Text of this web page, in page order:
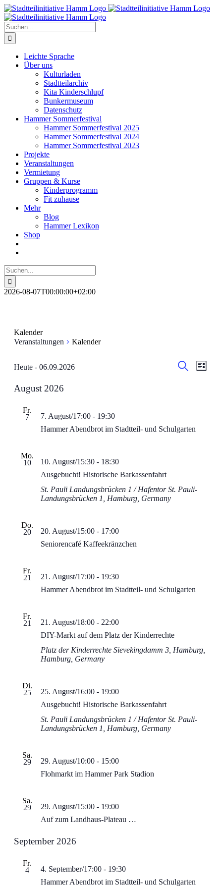
Zum
Inhalt
springen
Suche
nach:
Leichte Sprache
Über uns
Kulturladen
Stadtteilarchiv
Kita Kinderschlupf
Bunkermuseum
Datenschutz
Hammer Sommerfestival
Hammer Sommerfestival 2025
Hammer Sommerfestival 2024
Hammer Sommerfestival 2023
Projekte
Veranstaltungen
Vermietung
Gruppen & Kurse
Kinderprogramm
Fit zuhause
Mehr
Blog
Hammer Lexikon
Shop
Suche
nach:
2026-08-07T00:00:00+02:00
Kalender
Veranstaltungen
Kalender
Veranstaltungen Liste
Heute - 06.09.2026
wählen.
August 2026
Fr.
7
Hammer Abendbrot im Stadtteil- und Schulgarten
7. August/17:00- 19:30
Mo.
10
Ausgebucht! Historische Barkassenfahrt
10. August/15:30- 18:30
St. Pauli Landungsbrücken 1 / HafentorSt. Pauli-
Landungsbrücken 1, Hamburg, Germany
Do.
20
Seniorencafé Kaffeekränzchen
20. August/15:00- 17:00
Fr.
21
Hammer Abendbrot im Stadtteil- und Schulgarten
21. August/17:00- 19:30
Fr.
21
DIY-Markt auf dem Platz der Kinderrechte
21. August/18:00- 22:00
Platz der Kinderrechte Sievekingdamm 3, Hamburg,
Hamburg, Germany
Di.
25
Ausgebucht! Historische Barkassenfahrt
25. August/16:00- 19:00
St. Pauli Landungsbrücken 1 / HafentorSt. Pauli-
Landungsbrücken 1, Hamburg, Germany
Sa.
29
Flohmarkt im Hammer Park Stadion
29. August/10:00- 15:00
Sa.
29
Auf zum Landhaus-Plateau …
29. August/15:00- 19:00
September 2026
Fr.
4
Hammer Abendbrot im Stadtteil- und Schulgarten
4. September/17:00- 19:30